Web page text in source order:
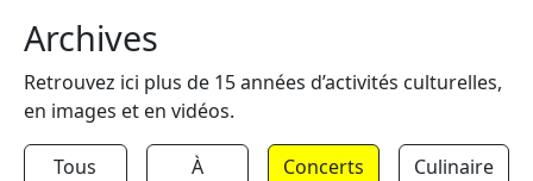
Archives
Retrouvez ici plus de 15 années d’activités culturelles,
en images et en vidéos.
Tous
À
Concerts Culinaire